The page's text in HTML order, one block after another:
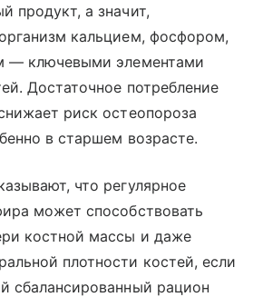
продукт, а значит,
кальцием, фосфором,
— ключевыми элементами
Достаточное потребление
риск остеопороза
в старшем возрасте.
что регулярное
может способствовать
костной массы и даже
плотности костей, если
сбалансированный рацион